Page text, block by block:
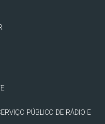
PÚBLICO DE RÁDIO E